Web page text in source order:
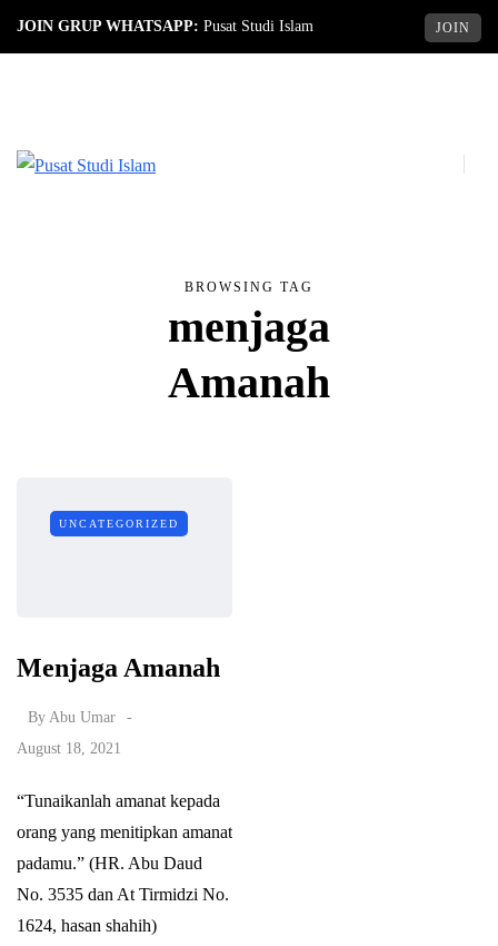
JOIN GRUP WHATSAPP: Pusat Studi Islam JOIN
BROWSING TAG
menjaga
Amanah
UNCATEGORIZED
Menjaga Amanah
By Abu Umar
August 18, 2021
“Tunaikanlah amanat kepada
orang yang menitipkan amanat
padamu.” (HR. Abu Daud
No. 3535 dan At Tirmidzi No.
1624, hasan shahih)